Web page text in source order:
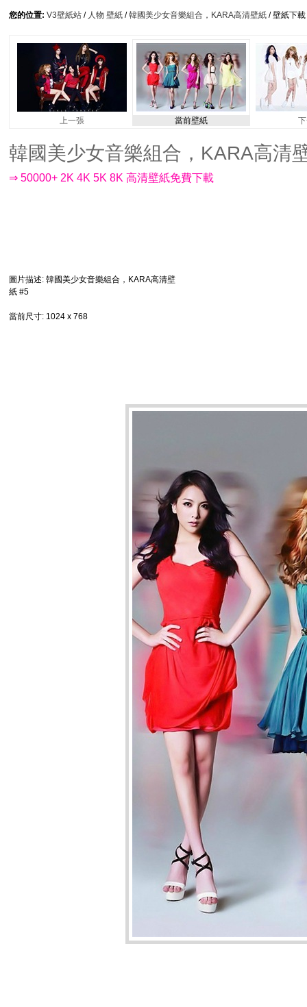
您的位置: V3壁紙站 / 人物 壁紙 /韓國美少女音樂組合，KARA高清壁紙 / 壁紙下載
上一張 當前壁紙
韓國美少女音樂組合，KARA高清
⇒ 50000+ 2K 4K 5K 8K 高清壁紙免費下載
圖片描述: 韓國美少女音樂組合，KARA高清壁
紙 #5
當前尺寸: 1024 x 768